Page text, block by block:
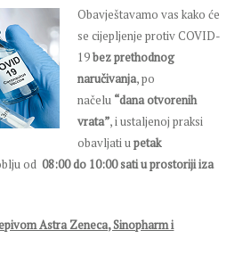
Obavještavamo vas kako će
se cijepljenje protiv COVID-
19bez prethodnog
naručivanja, po
načelu “dana otvorenih
vrata”, i ustaljenoj praksi
obavljati upetak
od08:00 do 10:00 sati u prostorijiiza
Astra Zeneca, Sinopharm i